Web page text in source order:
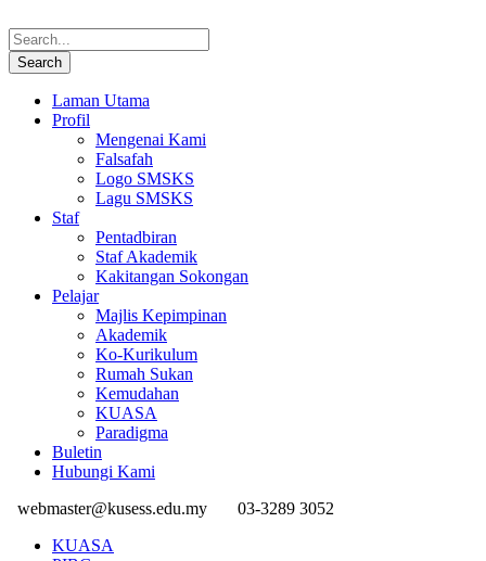
Laman Utama
Profil
Mengenai Kami
Falsafah
Logo SMSKS
Lagu SMSKS
Staf
Pentadbiran
Staf Akademik
Kakitangan Sokongan
Pelajar
Majlis Kepimpinan
Akademik
Ko-Kurikulum
Rumah Sukan
Kemudahan
KUASA
Paradigma
Buletin
Hubungi Kami
webmaster@kusess.edu.my
03-3289 3052
KUASA